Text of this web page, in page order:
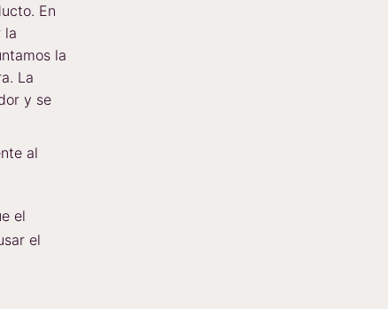
En
la
la
La
y se
al
el
el